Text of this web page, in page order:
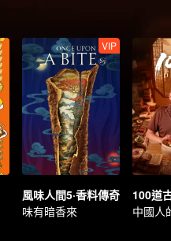
VIP
風味人間5·香料傳奇
味有暗香來
100道
中國人